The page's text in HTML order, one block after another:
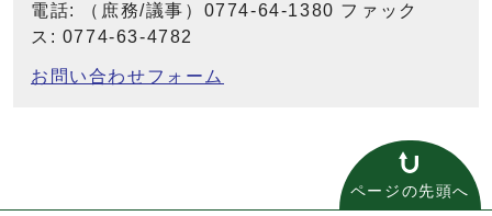
電話: （庶務/議事）0774-64-1380 ファック
ス: 0774-63-4782
お問い合わせフォーム
ページの先頭へ